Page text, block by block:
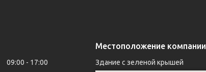
09:00
17:00
Местоположение компании
Здание с зеленой крышей